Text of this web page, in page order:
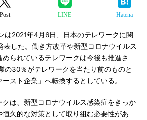
Post LINE Hatena
は2021年4月6日、日本のテレワークに関
表した。働き方改革や新型コロナウイルス
られているテレワークは今後も推進さ
の30％がテレワークを当たり前のものと
スト企業」へ転換するとしている。
は、新型コロナウイルス感染症をきっか
恒久的な対策として取り組む必要性があ